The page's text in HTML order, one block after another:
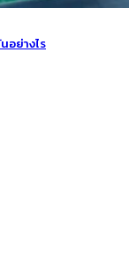
อย่างไร